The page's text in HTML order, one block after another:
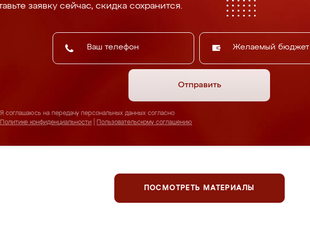
заявку сейчас, скидка сохранится.
Желаемый бюджет
Отправить
Я соглашаюсь на передачу персональных данных согласно
Политике конфиденциальности
Пользовательскому соглашению
ПОСМОТРЕТЬ МАТЕРИАЛЫ